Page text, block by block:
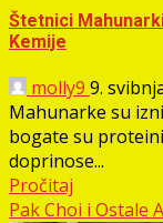
Štetnici
Kemije
molly9 9.
Mahunarke su
bogate su
doprinose...
Pročitaj
Pak Choi i Ostale